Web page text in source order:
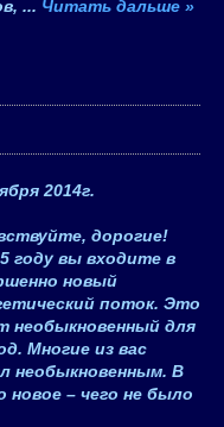
... Читать дальше »
2014г.
дорогие!
году вы входите в
новый
поток. Это
необыкновенный для
Многие из вас
необыкновенным. В
новое – чего не было